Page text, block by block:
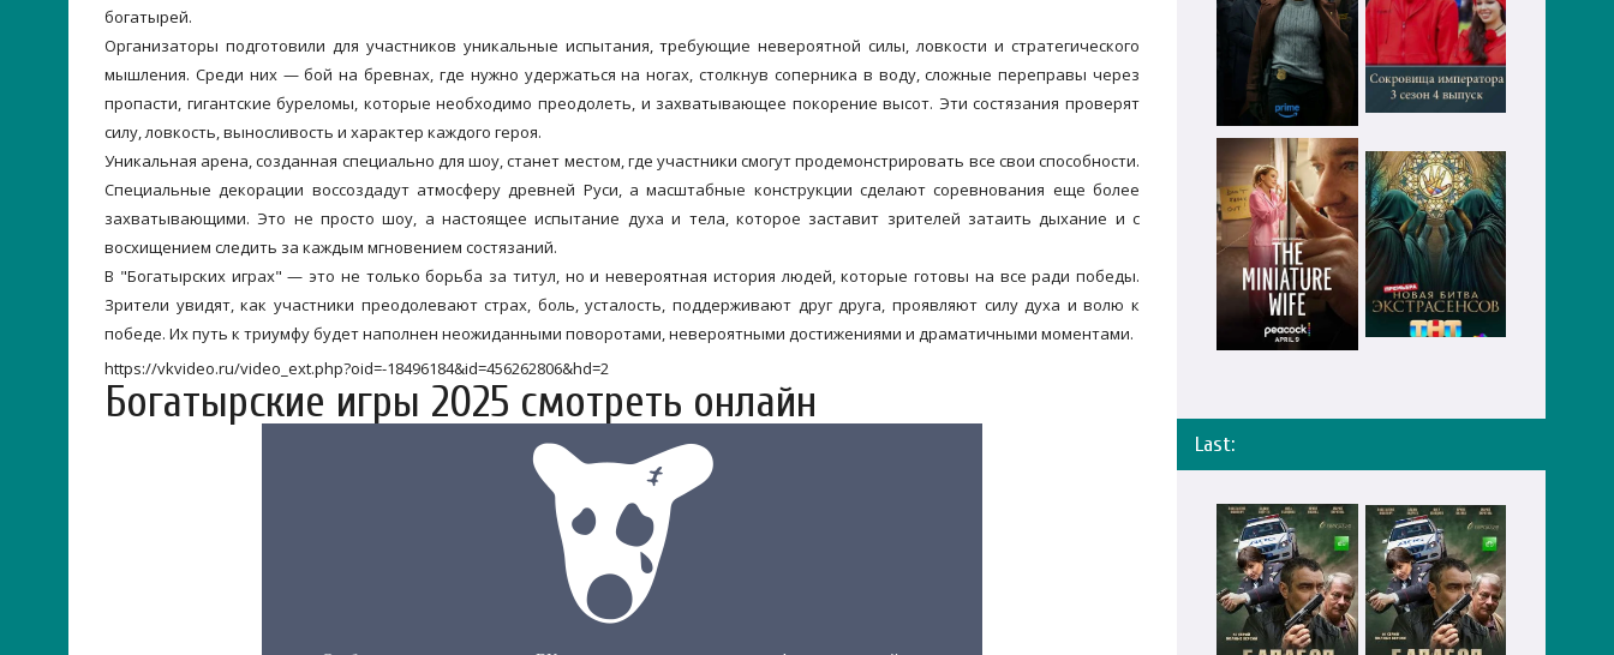
богатырей.
Организаторы подготовили для участников уникальные испытания, требующие невероятной силы, ловкости и стратегического
мышления. Среди них — бой на бревнах, где нужно удержаться на ногах, столкнув соперника в воду, сложные переправы через
пропасти, гигантские буреломы, которые необходимо преодолеть, и захватывающее покорение высот. Эти состязания проверят
силу, ловкость, выносливость и характер каждого героя.
Уникальная арена, созданная специально для шоу, станет местом, где участники смогут продемонстрировать все свои способности.
Специальные декорации воссоздадут атмосферу древней Руси, а масштабные конструкции сделают соревнования еще более
захватывающими. Это не просто шоу, а настоящее испытание духа и тела, которое заставит зрителей затаить дыхание и с
восхищением следить за каждым мгновением состязаний.
В "Богатырских играх" — это не только борьба за титул, но и невероятная история людей, которые готовы на все ради победы.
Зрители увидят, как участники преодолевают страх, боль, усталость, поддерживают друг друга, проявляют силу духа и волю к
победе. Их путь к триумфу будет наполнен неожиданными поворотами, невероятными достижениями и драматичными моментами.
https://vkvideo.ru/video_ext.php?oid=-18496184&id=456262806&hd=2
Богатырские игры 2025 смотреть онлайн
Last: